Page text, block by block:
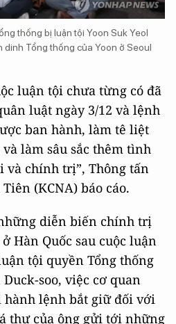
thống bị luận tội Yoon Suk Yeol
dinh Tổng thống của Yoon ở Seoul
luận tội chưa từng có đã
luật ngày 3/12 và lệnh
ban hành, làm tê liệt
làm sâu sắc thêm tình
và chính trị”, Thông tấn
(KCNA) báo cáo.
diễn biến chính trị
Hàn Quốc sau cuộc luận
tội quyền Tổng thống
soo, việc cơ quan
lệnh bắt giữ đối với
thư của ông gửi tới những